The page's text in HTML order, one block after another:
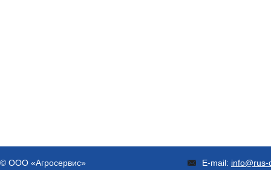
© ООО «Агросервис» E-mail: